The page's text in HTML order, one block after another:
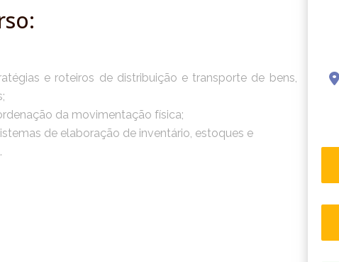
e roteiros de distribuição e transporte de bens,
da movimentação física;
de elaboração de inventário, estoques e